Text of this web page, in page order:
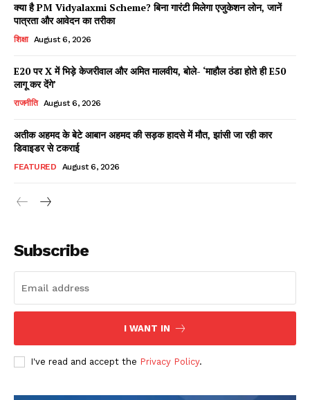
Facebook
X WhatsApp
Read Latest News on AIN
क्या है PM Vidyalaxmi Scheme? बिना गारंटी मिलेगा एजुकेशन लोन, जानें
पात्रता और आवेदन का तरीका
शिक्षा August 6, 2026
E20 पर X में भिड़े केजरीवाल और अमित मालवीय, बोले- ‘माहौल ठंडा होते ही E50
लागू कर देंगे’
राजनीति August 6, 2026
अतीक अहमद के बेटे आबान अहमद की सड़क हादसे में मौत, झांसी जा रही कार
डिवाइडर से टकराई
FEATURED August 6, 2026
Subscribe
I WANT IN
I've read and accept the Privacy Policy.